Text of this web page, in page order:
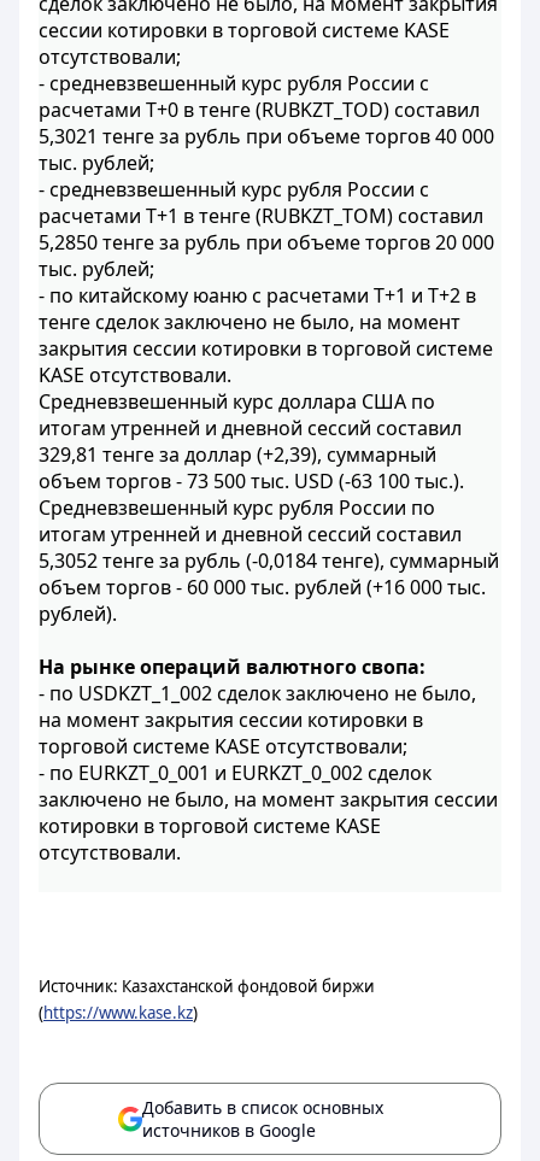
сессии котировки в торговой системе KASE
отсутствовали;
- средневзвешенный курс рубля России с
расчетами T+0 в тенге (RUBKZT_TOD) составил
5,3021 тенге за рубль при объеме торгов 40 000
тыс. рублей;
- средневзвешенный курс рубля России с
расчетами T+1 в тенге (RUBKZT_TOМ) составил
5,2850 тенге за рубль при объеме торгов 20 000
тыс. рублей;
- по китайскому юаню с расчетами T+1 и Т+2 в
тенге сделок заключено не было, на момент
закрытия сессии котировки в торговой системе
KASE отсутствовали.
Средневзвешенный курс доллара США по
итогам утренней и дневной сессий составил
329,81 тенге за доллар (+2,39), суммарный
объем торгов - 73 500 тыс. USD (-63 100 тыс.).
Средневзвешенный курс рубля России по
итогам утренней и дневной сессий составил
5,3052 тенге за рубль (-0,0184 тенге), суммарный
объем торгов - 60 000 тыс. рублей (+16 000 тыс.
рублей).
На рынке операций валютного свопа:
- по USDKZT_1_002 сделок заключено не было,
на момент закрытия сессии котировки в
торговой системе KASE отсутствовали;
- по EURKZT_0_001 и EURKZT_0_002 сделок
заключено не было, на момент закрытия сессии
котировки в торговой системе KASE
отсутствовали.
Источник: Казахстанской фондовой биржи
(https://www.kase.kz)
Добавить в список основных
источников в Google